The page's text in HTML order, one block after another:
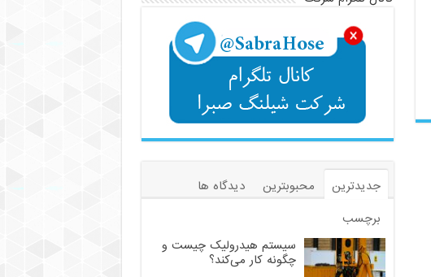
جدیدترین محبوبترین
دیدگاه ها
برچسب
سیستم هیدرولیک چیست و
چگونه کار می‌کند؟